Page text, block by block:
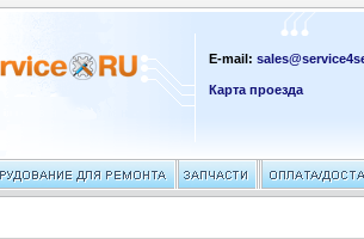
E-mail:
Карта проезда